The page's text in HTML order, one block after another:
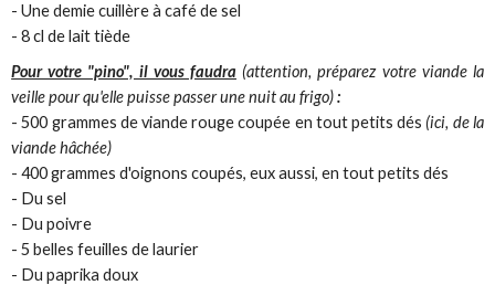
- Une demie cuillère à café de sel
- 8 cl de lait tiède
Pour votre "pino", il vous faudra (attention, préparez votre viande la
veille pour qu'elle puisse passer une nuit au frigo):
- 500 grammes de viande rouge coupée en tout petits dés (ici, de la
viande hâchée)
- 400 grammes d'oignons coupés, eux aussi, en tout petits dés
- Du sel
- Du poivre
- 5 belles feuilles de laurier
- Du paprika doux